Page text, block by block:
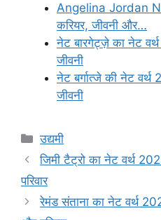
Angelina Jordan
करियर, जीवनी और…
नेट बारगेट्ज़े का नेट
जीवनी
नेट बर्गात्जे की नेट
जीवनी
Categories
उद्यमी
जिमी टैट्रो का नेट वर्थ
परिवार
रेमंड संताना का नेट वर्थ